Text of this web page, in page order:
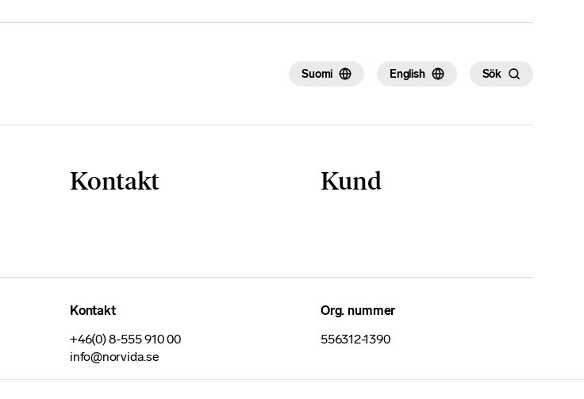
Suomi English Sök
Kontakt
Kund
Kontakt
+46(0) 8-555 910 00
info@norvida.se
Org. nummer
556312-1390